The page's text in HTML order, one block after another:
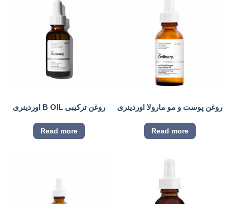
روغن پوست و مو مارولا اوردینری
Read more
روغن ترکیبی B OIL اوردینری
Read more